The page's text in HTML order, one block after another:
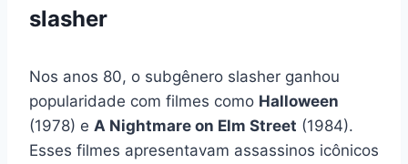
slasher
Nos anos 80, o subgênero slasher ganhou
popularidade com filmes como Halloween
(1978) e A Nightmare on Elm Street (1984).
Esses filmes apresentavam assassinos icônicos